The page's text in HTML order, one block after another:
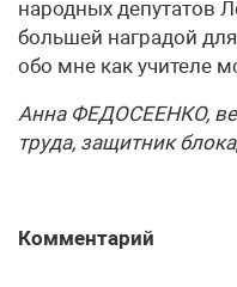
народных депутатов
большей наградой
обо мне как учителе
Анна ФЕДОСЕЕНКО,
труда, защитник
Комментарий